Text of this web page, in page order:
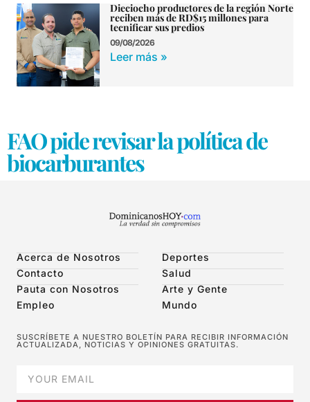
Dieciocho productores de la región Norte
reciben más de RD$15 millones para
tecnificar sus predios
09/08/2026
Leer más »
FAO pide revisar la política de
biocarburantes
Acerca de Nosotros
Contacto
Pauta con Nosotros
Empleo
Deportes
Salud
Arte y Gente
Mundo
SUSCRÍBETE A NUESTRO BOLETÍN PARA RECIBIR INFORMACIÓN
ACTUALIZADA, NOTICIAS Y OPINIONES GRATUITAS.